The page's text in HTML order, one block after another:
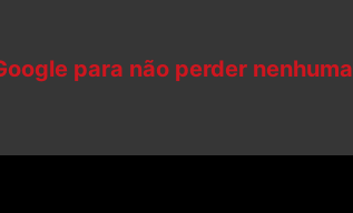
para não perder nenhuma